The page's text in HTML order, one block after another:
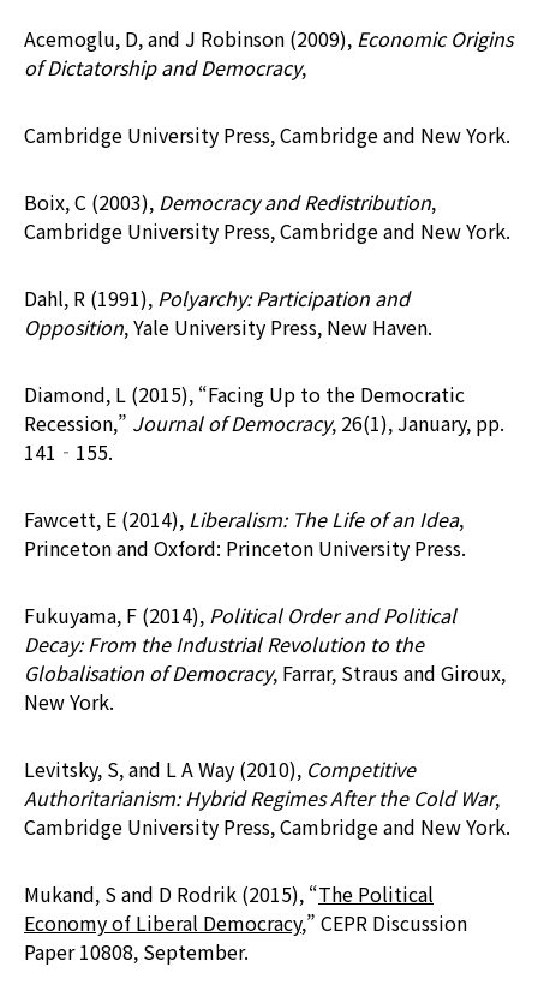
Acemoglu, D, and J Robinson (2009), Economic Origins
of Dictatorship and Democracy,
Cambridge University Press, Cambridge and New York.
Boix, C (2003), Democracy and Redistribution,
Cambridge University Press, Cambridge and New York.
Dahl, R (1991), Polyarchy: Participation and
Opposition, Yale University Press, New Haven.
Diamond, L (2015), “Facing Up to the Democratic
Recession,” Journal of Democracy, 26(1), January, pp.
141‐155.
Fawcett, E (2014), Liberalism: The Life of an Idea,
Princeton and Oxford: Princeton University Press.
Fukuyama, F (2014), Political Order and Political
Decay: From the Industrial Revolution to the
Globalisation of Democracy, Farrar, Straus and Giroux,
New York.
Levitsky, S, and L A Way (2010), Competitive
Authoritarianism: Hybrid Regimes After the Cold War,
Cambridge University Press, Cambridge and New York.
Mukand, S and D Rodrik (2015), “The Political
Economy of Liberal Democracy,” CEPR Discussion
Paper 10808, September.